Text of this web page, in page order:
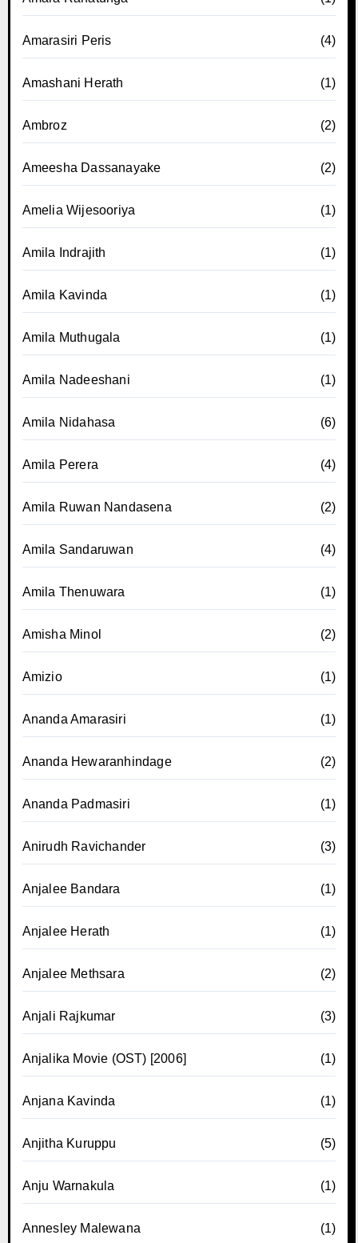
Amarasiri Peris (4)
Amashani Herath (1)
Ambroz (2)
Ameesha Dassanayake (2)
Amelia Wijesooriya (1)
Amila Indrajith (1)
Amila Kavinda (1)
Amila Muthugala (1)
Amila Nadeeshani (1)
Amila Nidahasa (6)
Amila Perera (4)
Amila Ruwan Nandasena (2)
Amila Sandaruwan (4)
Amila Thenuwara (1)
Amisha Minol (2)
Amizio (1)
Ananda Amarasiri (1)
Ananda Hewaranhindage (2)
Ananda Padmasiri (1)
Anirudh Ravichander (3)
Anjalee Bandara (1)
Anjalee Herath (1)
Anjalee Methsara (2)
Anjali Rajkumar (3)
Anjalika Movie (OST) [2006] (1)
Anjana Kavinda (1)
Anjitha Kuruppu (5)
Anju Warnakula (1)
Annesley Malewana (1)